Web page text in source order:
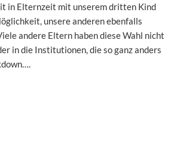
in Elternzeit mit unserem dritten Kind
unsere anderen ebenfalls
andere Eltern haben diese Wahl nicht
in die Institutionen, die so ganz anders